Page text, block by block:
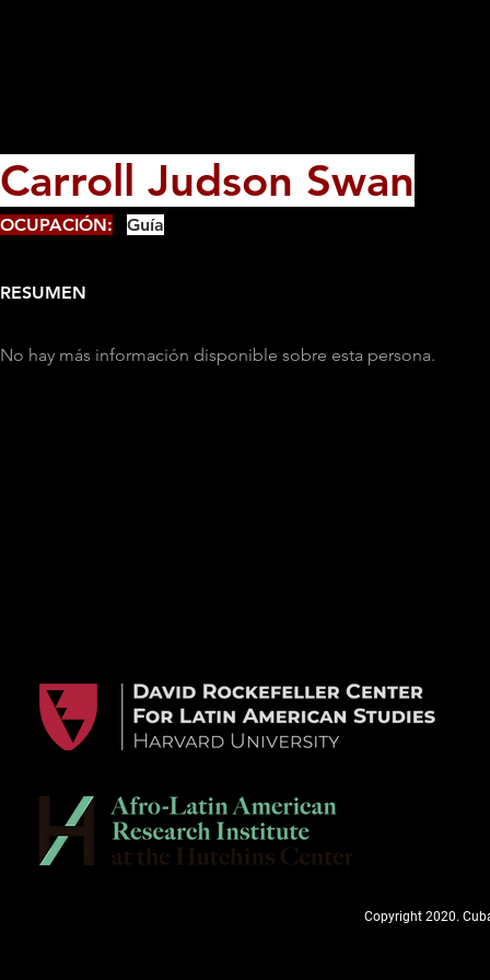
Carroll Judson Swan
Guía
OCUPACIÓN:
RESUMEN
No hay más información disponible sobre esta persona.
Copyright 2020.